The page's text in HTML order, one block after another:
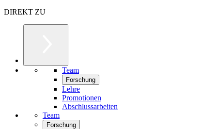
DIREKT ZU
Team
Forschung
Lehre
Promotionen
Abschlussarbeiten
Team
Forschung